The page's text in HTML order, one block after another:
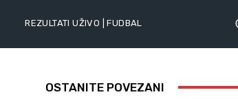
REZULTATI UŽIVO | FUDBAL
OSTANITE POVEZANI